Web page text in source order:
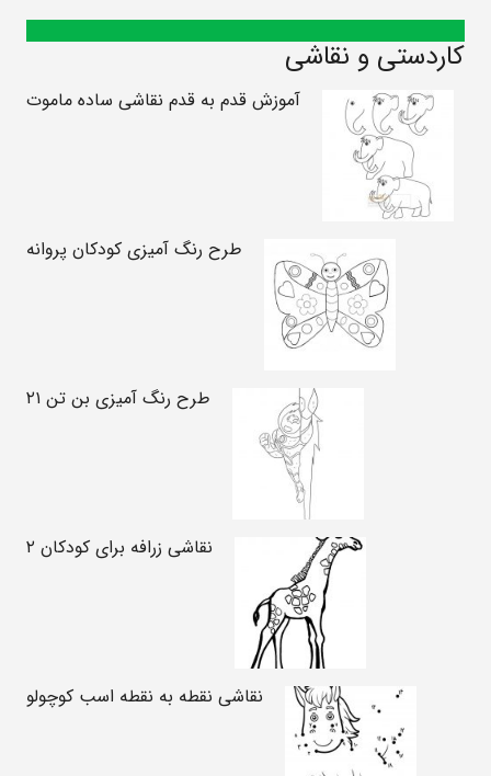
کاردستی و نقاشی
آموزش قدم به قدم نقاشی ساده ماموت
طرح رنگ آمیزی کودکان پروانه
طرح رنگ آمیزی بن تن ۲۱
نقاشی زرافه برای کودکان ۲
نقاشی نقطه به نقطه اسب کوچولو